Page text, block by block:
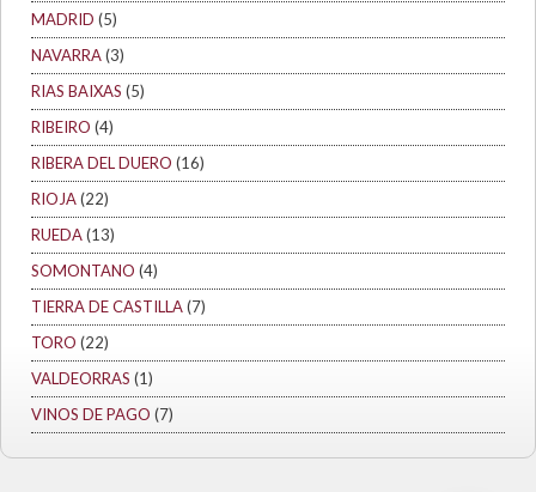
MADRID (5)
NAVARRA(3)
RIAS BAIXAS (5)
RIBEIRO (4)
RIBERA DEL DUERO (16)
RIOJA(22)
RUEDA(13)
SOMONTANO (4)
TIERRA DE CASTILLA(7)
TORO (22)
VALDEORRAS (1)
VINOS DE PAGO (7)